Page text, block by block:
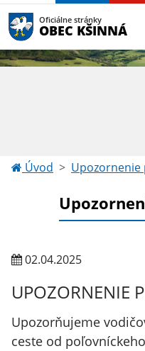
Oficiálne stránky
OBEC KŠINNÁ
Úvod Upozornenie
02.04.2025
UPOZORNENIE
Upozorňujeme
ceste od